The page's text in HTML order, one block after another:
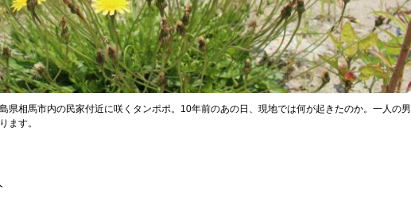
県相馬市内の民家付近に咲くタンポポ。10年前のあの日、現地では何が起きたのか。一人の男
ます。